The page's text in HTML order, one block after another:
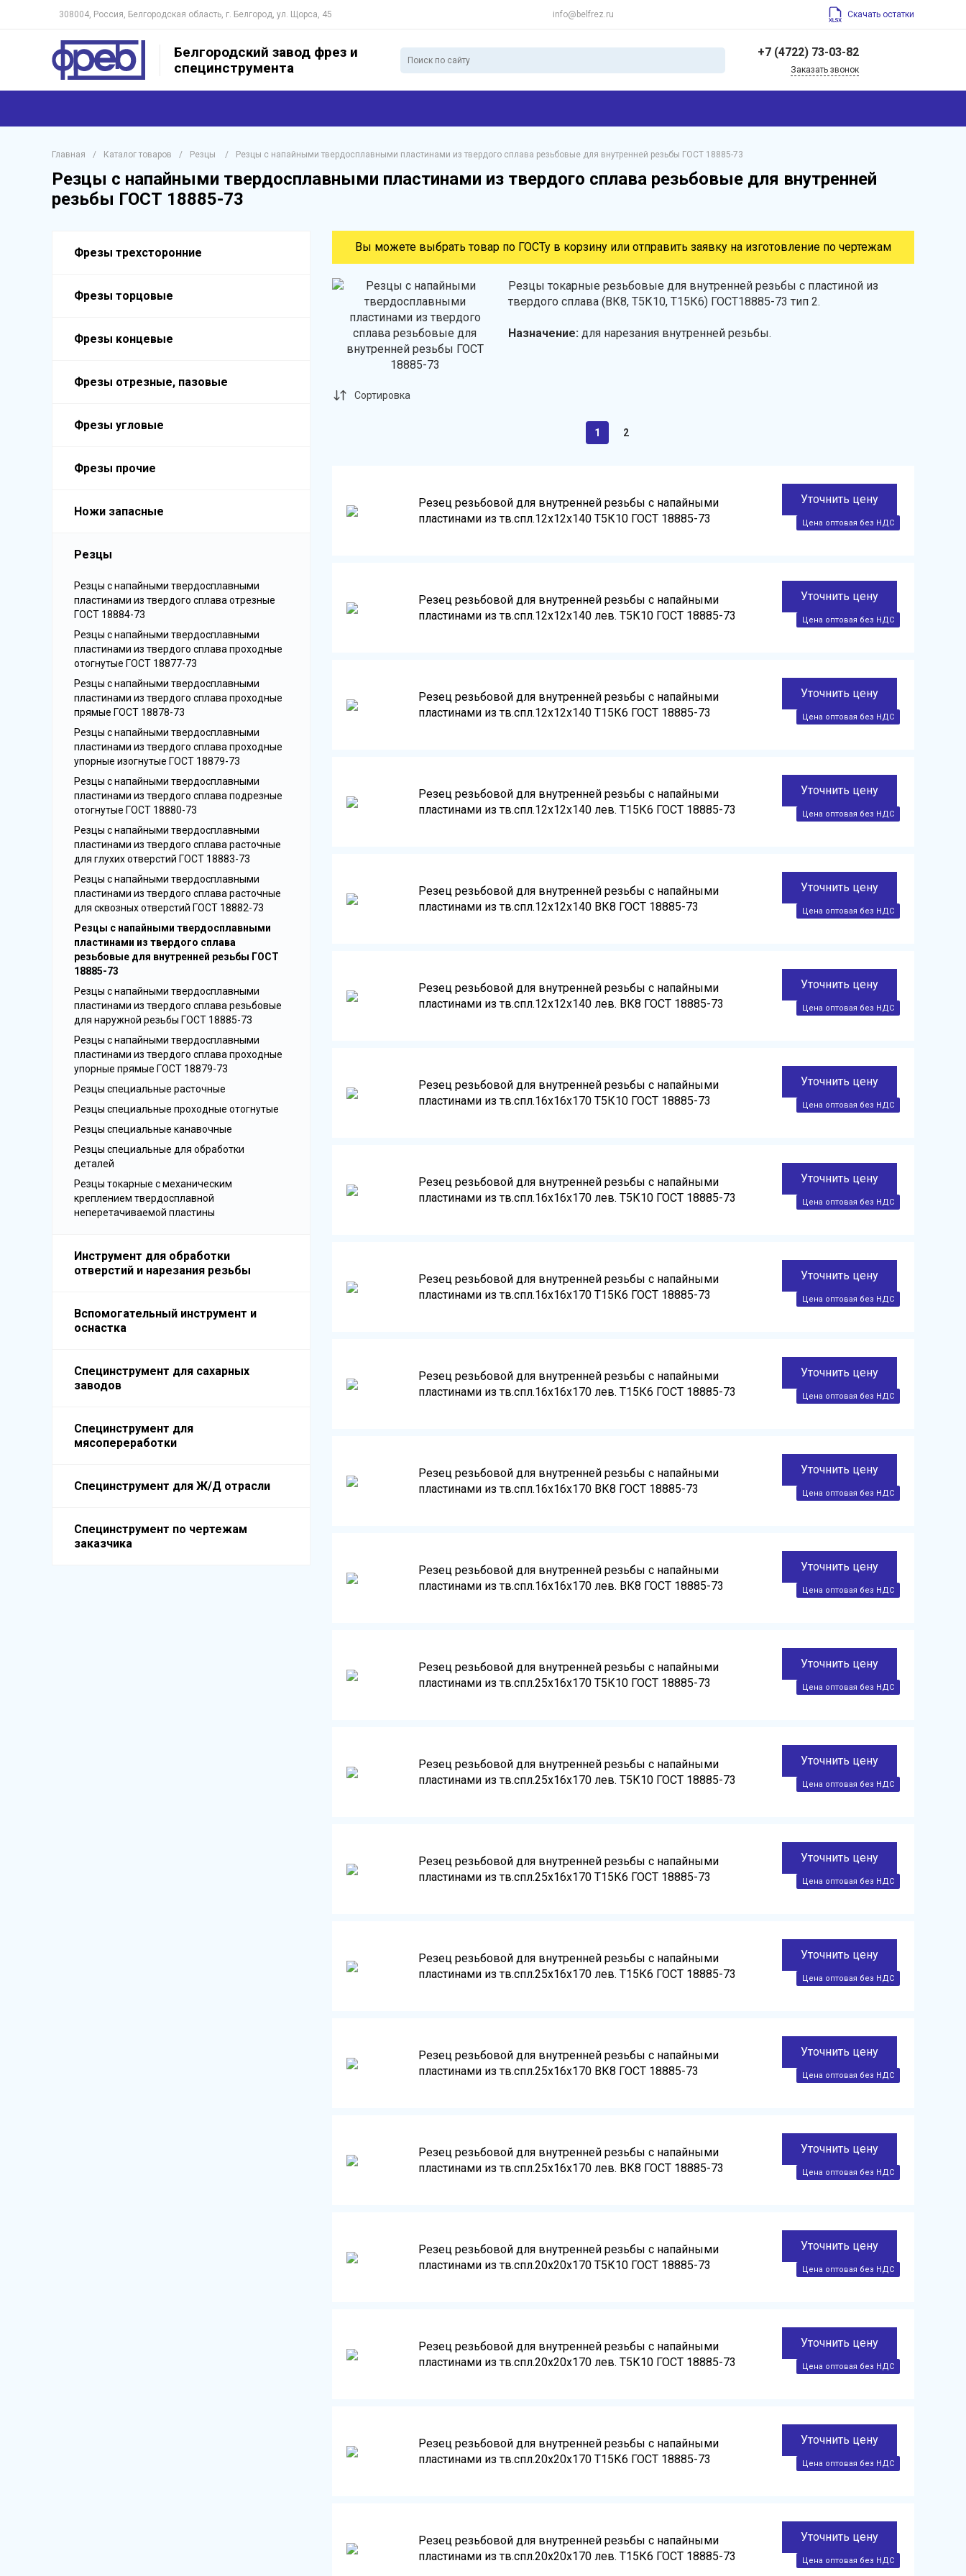
308004, Россия, Белгородская область, г. Белгород, ул. Щорса, 45 info@belfrez.ru Скачать остатки
Белгородский завод фрез и
специнструмента
+7 (4722) 73-03-82
Заказать звонок
Главная / Каталог товаров / Резцы / Резцы с напайными твердосплавными пластинами из твердого сплава резьбовые для внутренней резьбы ГОСТ 18885-73
Резцы с напайными твердосплавными пластинами из твердого сплава резьбовые для внутренней
резьбы ГОСТ 18885-73
Фрезы трехсторонние
Фрезы торцовые
Фрезы концевые
Фрезы отрезные, пазовые
Фрезы угловые
Фрезы прочие
Ножи запасные
Резцы
Резцы с напайными твердосплавными
пластинами из твердого сплава отрезные
ГОСТ 18884-73
Резцы с напайными твердосплавными
пластинами из твердого сплава проходные
отогнутые ГОСТ 18877-73
Резцы с напайными твердосплавными
пластинами из твердого сплава проходные
прямые ГОСТ 18878-73
Резцы с напайными твердосплавными
пластинами из твердого сплава проходные
упорные изогнутые ГОСТ 18879-73
Резцы с напайными твердосплавными
пластинами из твердого сплава подрезные
отогнутые ГОСТ 18880-73
Резцы с напайными твердосплавными
пластинами из твердого сплава расточные
для глухих отверстий ГОСТ 18883-73
Резцы с напайными твердосплавными
пластинами из твердого сплава расточные
для сквозных отверстий ГОСТ 18882-73
Резцы с напайными твердосплавными
пластинами из твердого сплава
резьбовые для внутренней резьбы ГОСТ
18885-73
Резцы с напайными твердосплавными
пластинами из твердого сплава резьбовые
для наружной резьбы ГОСТ 18885-73
Резцы с напайными твердосплавными
пластинами из твердого сплава проходные
упорные прямые ГОСТ 18879-73
Резцы специальные расточные
Резцы специальные проходные отогнутые
Резцы специальные канавочные
Резцы специальные для обработки
деталей
Резцы токарные с механическим
креплением твердосплавной
неперетачиваемой пластины
Инструмент для обработки
отверстий и нарезания резьбы
Вспомогательный инструмент и
оснастка
Специнструмент для сахарных
заводов
Специнструмент для
мясопереработки
Специнструмент для Ж/Д отрасли
Специнструмент по чертежам
заказчика
Вы можете выбрать товар по ГОСТу в корзину или отправить заявку на изготовление по чертежам
Резцы токарные резьбовые для внутренней резьбы с пластиной из
твердого сплава (ВК8, Т5К10, Т15К6) ГОСТ18885-73 тип 2.
Назначение: для нарезания внутренней резьбы.
Сортировка
1 2
Резец резьбовой для внутренней резьбы с напайными
пластинами из тв.спл.12х12х140 Т5К10 ГОСТ 18885-73
Уточнить цену
Резец резьбовой для внутренней резьбы с напайными
пластинами из тв.спл.12х12х140 лев. Т5К10 ГОСТ 18885-73
Уточнить цену
Резец резьбовой для внутренней резьбы с напайными
пластинами из тв.спл.12х12х140 Т15К6 ГОСТ 18885-73
Уточнить цену
Резец резьбовой для внутренней резьбы с напайными
пластинами из тв.спл.12х12х140 лев. Т15К6 ГОСТ 18885-73
Уточнить цену
Резец резьбовой для внутренней резьбы с напайными
пластинами из тв.спл.12х12х140 ВК8 ГОСТ 18885-73
Уточнить цену
Резец резьбовой для внутренней резьбы с напайными
пластинами из тв.спл.12х12х140 лев. ВК8 ГОСТ 18885-73
Уточнить цену
Резец резьбовой для внутренней резьбы с напайными
пластинами из тв.спл.16х16х170 Т5К10 ГОСТ 18885-73
Уточнить цену
Резец резьбовой для внутренней резьбы с напайными
пластинами из тв.спл.16х16х170 лев. Т5К10 ГОСТ 18885-73
Уточнить цену
Резец резьбовой для внутренней резьбы с напайными
пластинами из тв.спл.16х16х170 Т15К6 ГОСТ 18885-73
Уточнить цену
Резец резьбовой для внутренней резьбы с напайными
пластинами из тв.спл.16х16х170 лев. Т15К6 ГОСТ 18885-73
Уточнить цену
Резец резьбовой для внутренней резьбы с напайными
пластинами из тв.спл.16х16х170 ВК8 ГОСТ 18885-73
Уточнить цену
Резец резьбовой для внутренней резьбы с напайными
пластинами из тв.спл.16х16х170 лев. ВК8 ГОСТ 18885-73
Уточнить цену
Резец резьбовой для внутренней резьбы с напайными
пластинами из тв.спл.25х16х170 Т5К10 ГОСТ 18885-73
Уточнить цену
Резец резьбовой для внутренней резьбы с напайными
пластинами из тв.спл.25х16х170 лев. Т5К10 ГОСТ 18885-73
Уточнить цену
Резец резьбовой для внутренней резьбы с напайными
пластинами из тв.спл.25х16х170 Т15К6 ГОСТ 18885-73
Уточнить цену
Резец резьбовой для внутренней резьбы с напайными
пластинами из тв.спл.25х16х170 лев. Т15К6 ГОСТ 18885-73
Уточнить цену
Резец резьбовой для внутренней резьбы с напайными
пластинами из тв.спл.25х16х170 ВК8 ГОСТ 18885-73
Уточнить цену
Резец резьбовой для внутренней резьбы с напайными
пластинами из тв.спл.25х16х170 лев. ВК8 ГОСТ 18885-73
Уточнить цену
Резец резьбовой для внутренней резьбы с напайными
пластинами из тв.спл.20х20х170 Т5К10 ГОСТ 18885-73
Уточнить цену
Резец резьбовой для внутренней резьбы с напайными
пластинами из тв.спл.20х20х170 лев. Т5К10 ГОСТ 18885-73
Уточнить цену
Резец резьбовой для внутренней резьбы с напайными
пластинами из тв.спл.20х20х170 Т15К6 ГОСТ 18885-73
Уточнить цену
Резец резьбовой для внутренней резьбы с напайными
пластинами из тв.спл.20х20х170 лев. Т15К6 ГОСТ 18885-73
Уточнить цену